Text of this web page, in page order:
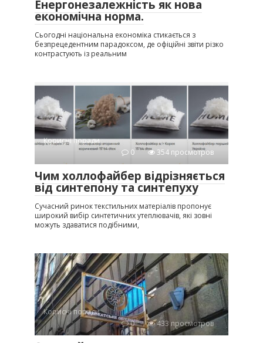
Енергонезалежність як нова
економічна норма.
Сьогодні національна економіка стикається з
безпрецедентним парадоксом, де офіційні звіти різко
контрастують із реальним
Корисні поради
0
354 просмотров
Чим холлофайбер відрізняється
від синтепону та синтепуху
Сучасний ринок текстильних матеріалів пропонує
широкий вибір синтетичних утеплювачів, які зовні
можуть здаватися подібними,
Корисні поради
0
433 просмотров